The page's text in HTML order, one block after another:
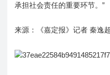
承担社会责任的重要环节。”
来源：《嘉定报》记者 秦逸超